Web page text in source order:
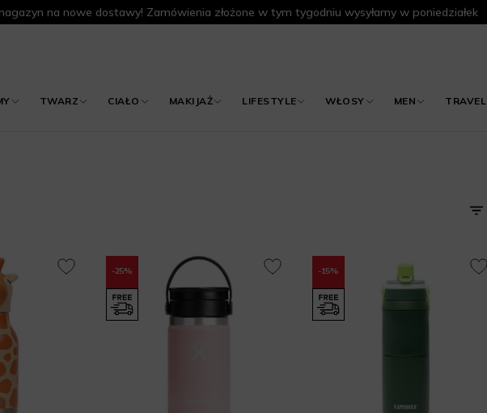
na nowe dostawy! Zamówienia złożone w tym tygodniu wysyłamy w poniedziałek
TWARZ CIAŁO MAKIJAŻ LIFESTYLE WŁOSY MEN TRAVEL
-25% -15%